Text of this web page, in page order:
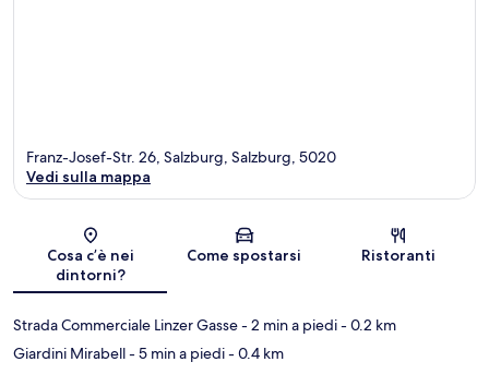
Mappa
Franz-Josef-Str. 26, Salzburg, Salzburg, 5020
Vedi sulla mappa
Cosa c’è nei
dintorni?
Come spostarsi Ristoranti
Strada Commerciale Linzer Gasse- 2 min a piedi- 0.2 km
Giardini Mirabell- 5 min a piedi- 0.4 km